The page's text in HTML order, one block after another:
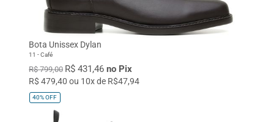
Bota Unissex Dylan
11 - Café
R$ 799,00 R$ 431,46 no Pix
R$ 479,40 ou 10x de R$47,94
40%OFF